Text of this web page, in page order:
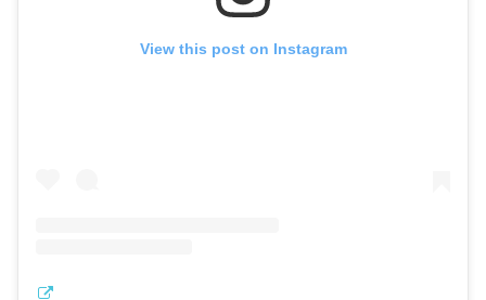
View this post on Instagram